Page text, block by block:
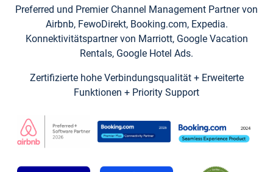
Preferred und Premier Channel Management Partner von
Airbnb, FewoDirekt, Booking.com, Expedia.
Konnektivitätspartner von Marriott, Google Vacation
Rentals, Google Hotel Ads.
Zertifizierte hohe Verbindungsqualität + Erweiterte
Funktionen + Priority Support